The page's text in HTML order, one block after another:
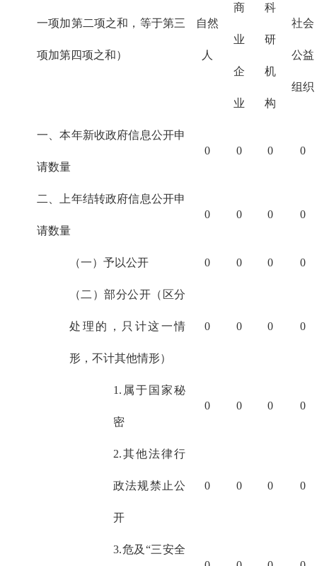
一项加第二项之和，等于第三
项加第四项之和）
自然
人
商
业
企
业
科
研
机
构
社会
公益
组织
一、本年新收政府信息公开申
请数量
0 0 0 0
二、上年结转政府信息公开申
请数量
0 0 0 0
（一）予以公开 0 0 0 0
（二）部分公开（区分
处理的，只计这一情
形，不计其他情形）
0 0 0 0
1.属于国家秘
密
0 0 0 0
2.其他法律行
政法规禁止公
开
0 0 0 0
3.危及“三安全